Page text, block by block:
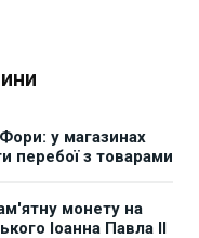
у магазинах
перебої з товарами
монету на
Іоанна Павла II